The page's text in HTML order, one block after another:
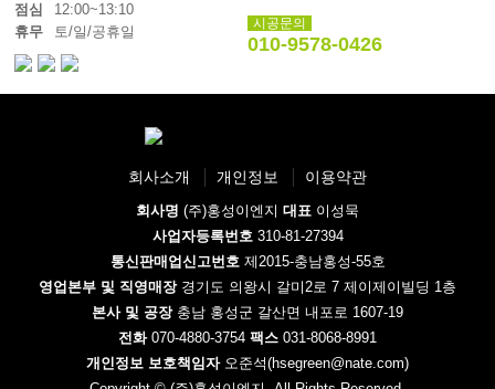
점심
12:00~13:10
휴무
토/일/공휴일 시공문의
010-9578-0426
회사소개 개인정보 이용약관
회사명 (주)홍성이엔지 대표 이성묵
사업자등록번호 310-81-27394
통신판매업신고번호 제2015-충남홍성-55호
영업본부 및 직영매장경기도 의왕시 갈미2로 7 제이제이빌딩 1층
본사 및 공장충남 홍성군 갈산면 내포로 1607-19
전화 070-4880-3754 팩스 031-8068-8991
개인정보 보호책임자오준석(hsegreen@nate.com)